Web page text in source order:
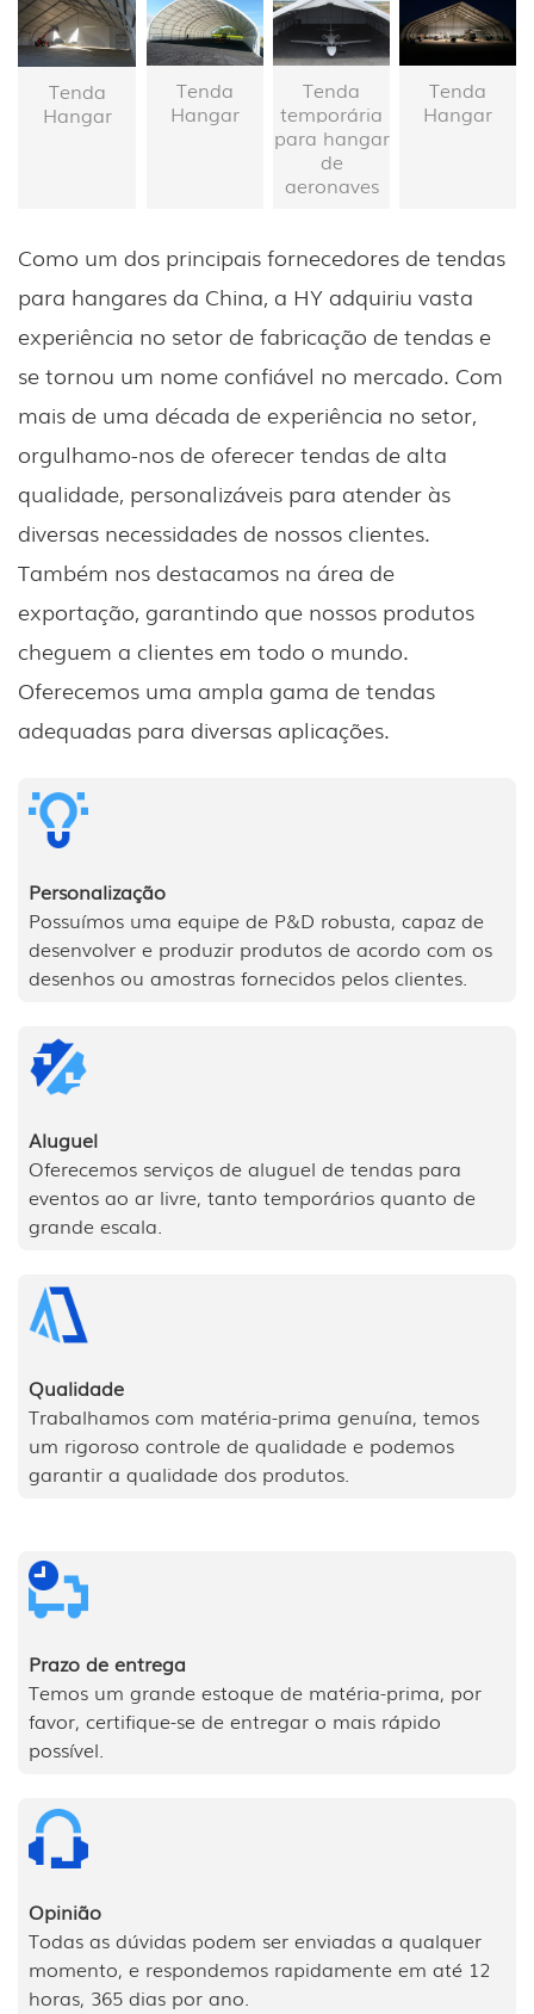
Tenda
Hangar
Tenda
Hangar
Tenda
temporária
para hangar
de
aeronaves
Tenda
Hangar
Como um dos principais fornecedores de tendas
para hangares da China, a HY adquiriu vasta
experiência no setor de fabricação de tendas e
se tornou um nome confiável no mercado. Com
mais de uma década de experiência no setor,
orgulhamo-nos de oferecer tendas de alta
qualidade, personalizáveis ​​para atender às
diversas necessidades de nossos clientes.
Também nos destacamos na área de
exportação, garantindo que nossos produtos
cheguem a clientes em todo o mundo.
Oferecemos uma ampla gama de tendas
adequadas para diversas aplicações.
Personalização
Possuímos uma equipe de P&D robusta, capaz de
desenvolver e produzir produtos de acordo com os
desenhos ou amostras fornecidos pelos clientes.
Aluguel
Oferecemos serviços de aluguel de tendas para
eventos ao ar livre, tanto temporários quanto de
grande escala.
Qualidade
Trabalhamos com matéria-prima genuína, temos
um rigoroso controle de qualidade e podemos
garantir a qualidade dos produtos.
Prazo de entrega
Temos um grande estoque de matéria-prima, por
favor, certifique-se de entregar o mais rápido
possível.
Opinião
Todas as dúvidas podem ser enviadas a qualquer
momento, e respondemos rapidamente em até 12
horas, 365 dias por ano.